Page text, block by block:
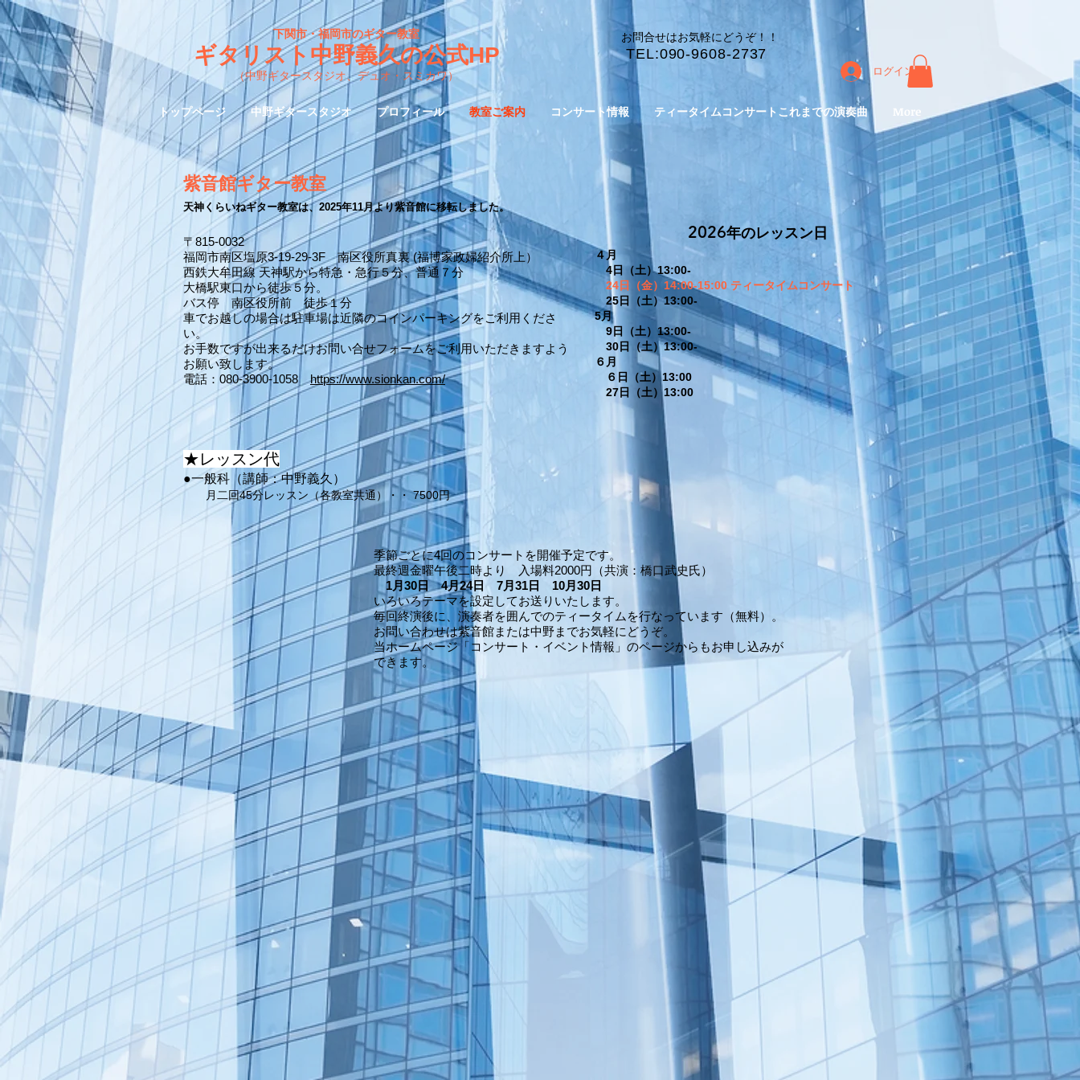
下関市・福岡市のギター教室
ギタリスト中野義久の公式HP
（中野ギタースタジオ、デュオ・スミカワ）
​TEL:090-9608-2737
​お問合せはお気軽にどうぞ！！
トップページ 中野ギタースタジオ プロフィール 教室ご案内 コンサート情報 ティータイムコンサートこれまでの演奏曲 More
ログイン
​紫音館ギター教室
天神くらいねギター教室は、2025年11月より紫音館に移転しました。
〒815-0032
福岡市南区塩原3-19-29-3F 南区役所真裏 (福博家政婦紹介所上）
西鉄大牟田線 天神駅から特急・急行５分、普通７分
大橋駅東口から徒歩５分。
バス停 南区役所前 徒歩１分
車でお越しの場合は駐車場は近隣のコインパーキングをご利用くださ
い。
お手数ですが出来るだけお問い合せフォームをご利用いただきますよう
お願い致します。
電話：080-3900-1058https://www.sionkan.com/
★レッスン代
●一般科（講師：中野義久）
月二回45分レッスン（各教室共通）・・ 7500円
2026年のレッスン日
４月
4日（土）13:00-
24日（金）14:00-15:00 ティータイムコンサート
25日（土）13:00-
5月
9日（土）13:00-
30日（土）13:00-
６月
６日（土）13:00
27日（土）13:00
季節ごとに4回のコンサートを開催予定です。
最終週金曜午後二時より 入場料2000円（共演：橋口武史氏）
1月30日4月24日 7月31日 10月30日
いろいろテーマを設定してお送りいたします。
毎回終演後に、演奏者を囲んでのティータイムを行なっています（無料）。
お問い合わせは紫音館または中野までお気軽にどうぞ。
​当ホームページ「コンサート・イベント情報」のページからもお申し込みが
できます。